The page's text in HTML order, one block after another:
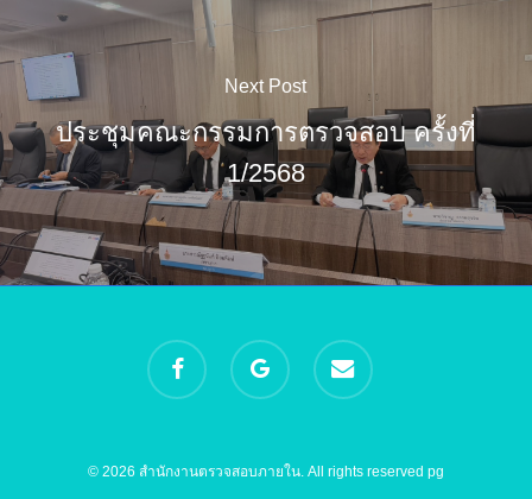
Next Post
ประชุมคณะกรรมการตรวจสอบ ครั้งที่
1/2568
facebook
google-
plus
email
© 2026 สำนักงานตรวจสอบภายใน. All rights reserved pg